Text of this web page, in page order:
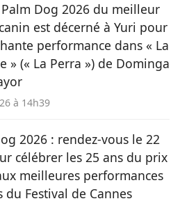
Dog 2026 du meilleur
est décerné à Yuri pour
performance dans « La
» (« La Perra ») de Dominga
à 14h39
2026 : rendez-vous le 22
célébrer les 25 ans du prix
meilleures performances
du Festival de Cannes